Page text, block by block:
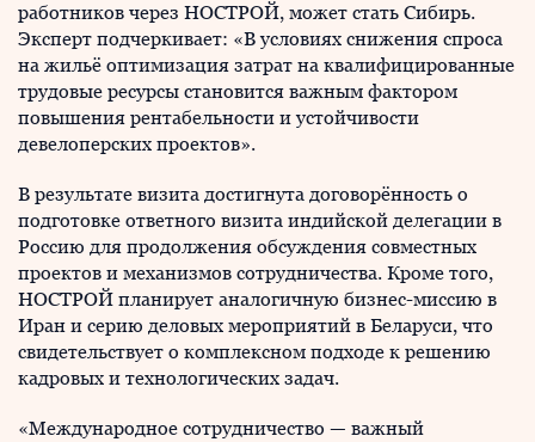
работников через НОСТРОЙ, может стать Сибирь.
Эксперт подчеркивает: «В условиях снижения спроса
на жильё оптимизация затрат на квалифицированные
трудовые ресурсы становится важным фактором
повышения рентабельности и устойчивости
девелоперских проектов».
В результате визита достигнута договорённость о
подготовке ответного визита индийской делегации в
Россию для продолжения обсуждения совместных
проектов и механизмов сотрудничества. Кроме того,
НОСТРОЙ планирует аналогичную бизнес-миссию в
Иран и серию деловых мероприятий в Беларуси, что
свидетельствует о комплексном подходе к решению
кадровых и технологических задач.
«Международное сотрудничество — важный